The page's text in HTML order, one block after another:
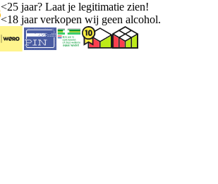
<25 jaar? Laat je legitimatie zien!
<18 jaar verkopen wij geen alcohol.